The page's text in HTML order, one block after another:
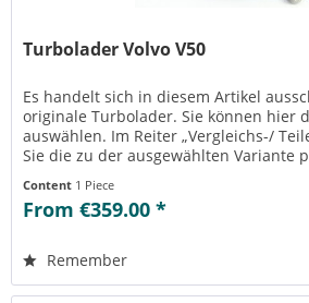
Turbolader Volvo V50
Es handelt sich in diesem Artikel
originale Turbolader. Sie können hier
auswählen. Im Reiter „Vergleichs-/
Sie die zu der ausgewählten Variante
Content 1 Piece
From €359.00 *
Remember